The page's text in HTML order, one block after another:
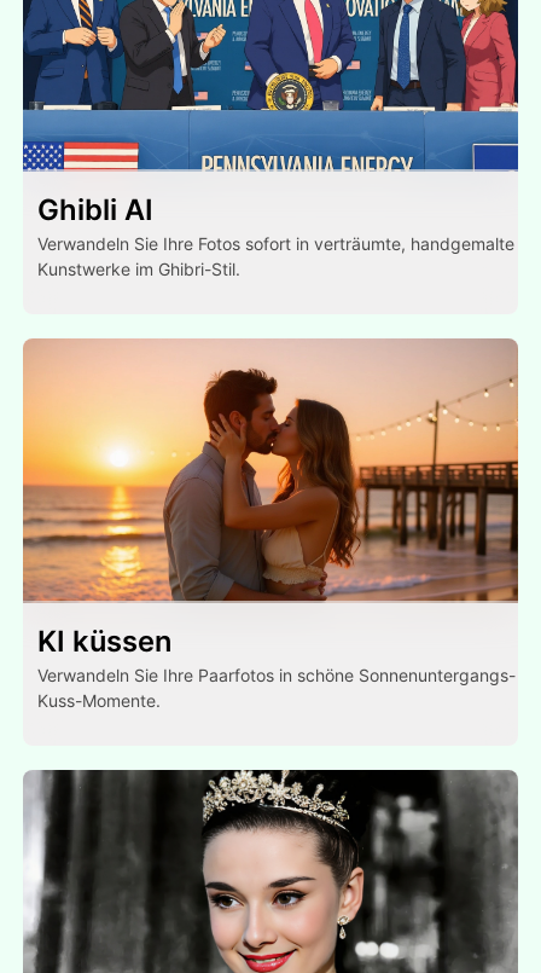
Ghibli AI
Verwandeln Sie Ihre Fotos sofort in verträumte, handgemalte
Kunstwerke im Ghibri-Stil.
KI küssen
Verwandeln Sie Ihre Paarfotos in schöne Sonnenuntergangs-
Kuss-Momente.